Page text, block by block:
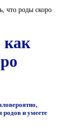
что роды скоро
как
родов и умеете